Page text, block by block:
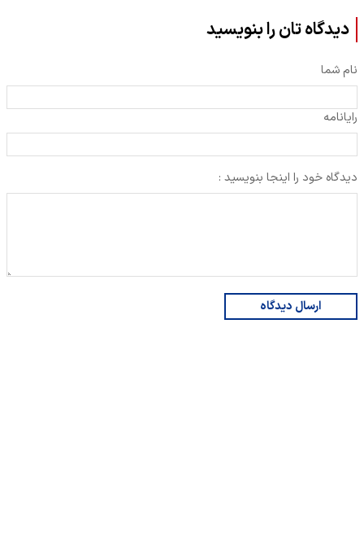
دیدگاه تان را بنویسید
نام شما
رایانامه
دیدگاه خود را اینجا بنویسید :
ارسال دیدگاه